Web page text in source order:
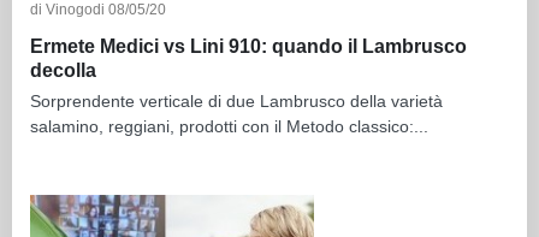
di Vinogodi 08/05/20
Ermete Medici vs Lini 910: quando il Lambrusco
decolla
Sorprendente verticale di due Lambrusco della varietà
salamino, reggiani, prodotti con il Metodo classico:...